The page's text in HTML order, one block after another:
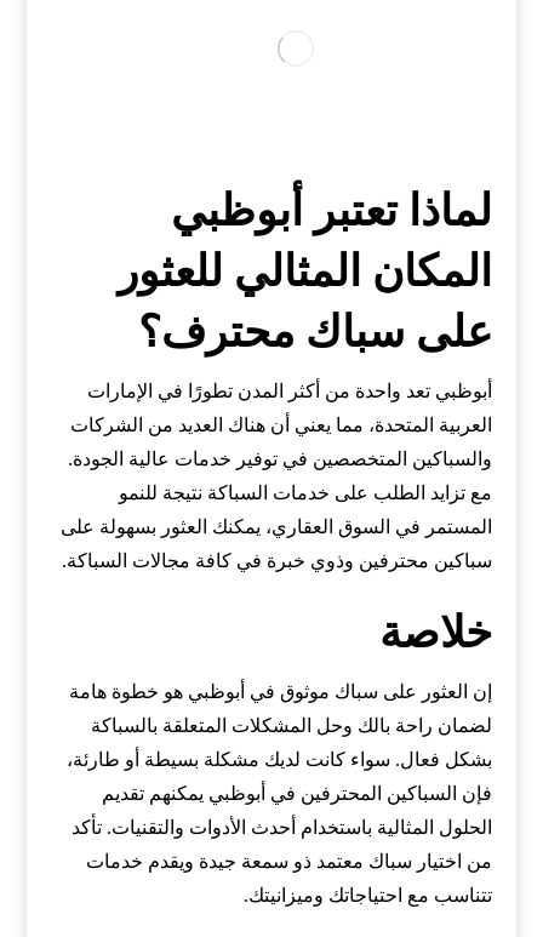
لماذا تعتبر أبوظبي
المكان المثالي للعثور
على سباك محترف؟
أبوظبي تعد واحدة من أكثر المدن تطورًا في الإمارات
العربية المتحدة، مما يعني أن هناك العديد من الشركات
والسباكين المتخصصين في توفير خدمات عالية الجودة.
مع تزايد الطلب على خدمات السباكة نتيجة للنمو
المستمر في السوق العقاري، يمكنك العثور بسهولة على
سباكين محترفين وذوي خبرة في كافة مجالات السباكة.
خلاصة
إن العثور على سباك موثوق في أبوظبي هو خطوة هامة
لضمان راحة بالك وحل المشكلات المتعلقة بالسباكة
بشكل فعال. سواء كانت لديك مشكلة بسيطة أو طارئة،
فإن السباكين المحترفين في أبوظبي يمكنهم تقديم
الحلول المثالية باستخدام أحدث الأدوات والتقنيات. تأكد
من اختيار سباك معتمد ذو سمعة جيدة ويقدم خدمات
تتناسب مع احتياجاتك وميزانيتك.